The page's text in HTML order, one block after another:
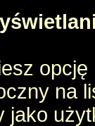
opcję
na
jako